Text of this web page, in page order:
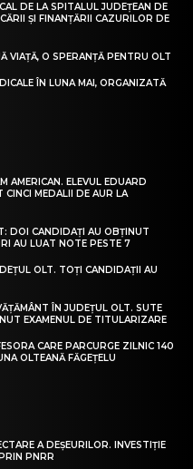
DE LA SPITALUL JUDEȚEAN DE
ȘI FINANȚĂRII CAZURILOR DE
VIAȚĂ, O SPERANȚĂ PENTRU OLT
ÎN LUNA MAI, ORGANIZATĂ
AMERICAN. ELEVUL EDUARD
CINCI MEDALII DE AUR LA
DOI CANDIDAȚI AU OBȚINUT
AU LUAT NOTE PESTE 7
OLT. TOȚI CANDIDAȚII AU
ÎN JUDEȚUL OLT. SUTE
EXAMENUL DE TITULARIZARE
CARE PARCURGE ZILNIC 140
OLTEANĂ FĂGEȚELU
A DEȘEURILOR. INVESTIȚIE
PNRR